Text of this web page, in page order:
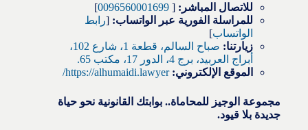
للاتصال المباشر: [
0096560001699
]
للمراسلة الفورية عبر الواتساب: [رابط
الواتساب]
زيارتنا:
صباح السالم، قطعة 1، شارع 102،
أبراج العربيد، برج 4، الدور 17، مكتب 65.
الموقع الإلكتروني: https://alhumaidi.lawyer/
مجموعة الوجيز للمحاماة.. بوابتك القانونية نحو حياة
جديدة بلا قيود.